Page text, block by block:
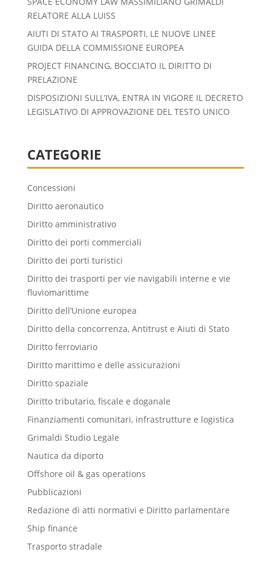
RELATORE ALLA LUISS
AIUTI DI STATO AI TRASPORTI, LE NUOVE LINEE
GUIDA DELLA COMMISSIONE EUROPEA
PROJECT FINANCING, BOCCIATO IL DIRITTO DI
PRELAZIONE
DISPOSIZIONI SULL’IVA, ENTRA IN VIGORE IL DECRETO
LEGISLATIVO DI APPROVAZIONE DEL TESTO UNICO
CATEGORIE
Concessioni
Diritto aeronautico
Diritto amministrativo
Diritto dei porti commerciali
Diritto dei porti turistici
Diritto dei trasporti per vie navigabili interne e vie
fluviomarittime
Diritto dell’Unione europea
Diritto della concorrenza, Antitrust e Aiuti di Stato
Diritto ferroviario
Diritto marittimo e delle assicurazioni
Diritto spaziale
Diritto tributario, fiscale e doganale
Finanziamenti comunitari, infrastrutture e logistica
Grimaldi Studio Legale
Nautica da diporto
Offshore oil & gas operations
Pubblicazioni
Redazione di atti normativi e Diritto parlamentare
Ship finance
Trasporto stradale